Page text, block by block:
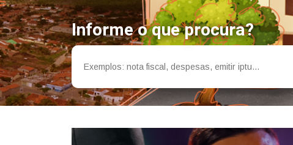
Informe o que procura?